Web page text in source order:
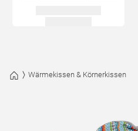
Wärmekissen & Körnerkissen